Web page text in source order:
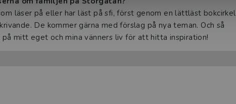
läser på eller har läst på sfi, först genom en lättläst bokcirkel
De kommer gärna med förslag på nya teman. Och så
mitt eget och mina vänners liv för att hitta inspiration!